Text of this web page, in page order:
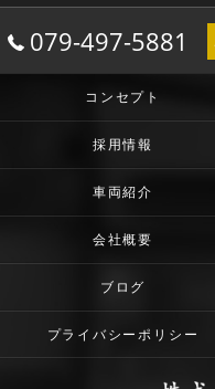
079-497-5881
コンセプト
採用情報
車両紹介
会社概要
ブログ
プライバシーポリシー